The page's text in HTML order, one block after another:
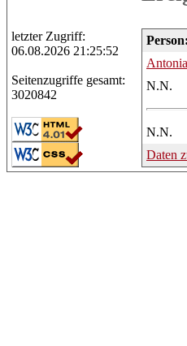
Person:
Antonia
N.N.
N.N.
Daten
letzter Zugriff:
06.08.2026 21:25:52
Seitenzugriffe gesamt:
3020842